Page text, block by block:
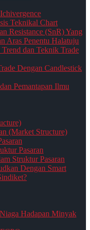
Teknikal Chart
Resistance (SnR) Yang
Aras Penentu Halatuju
dan Teknik Trade
Dengan Candlestick
Pemantapan Ilmu
(Market Structure)
Pasaran
Struktur Pasaran
Dengan Smart
Hadapan Minyak